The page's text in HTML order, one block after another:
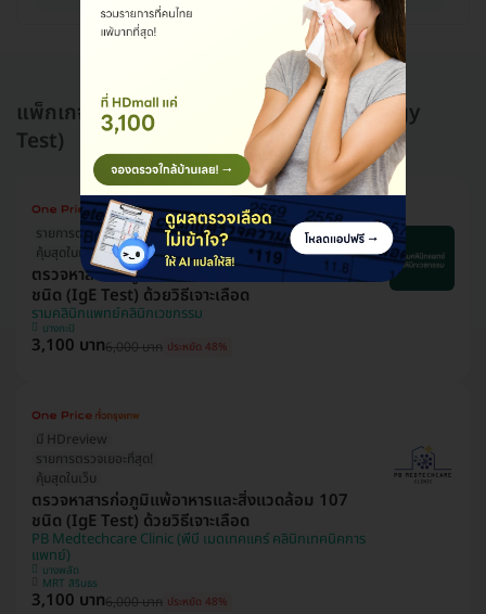
แพ็กเกจอื่นใน ตรวจภูมิแพ้และภาวะแพ้ (Allergy
Test)
รายการตรวจเยอะที่สุด!
คุ้มสุดในเว็บ
มี HDreview
ตรวจหาสารก่อภูมิแพ้อาหารและสิ่งแวดล้อม 107
ชนิด (IgE Test) ด้วยวิธีเจาะเลือด
รามคลินิกแพทย์คลินิกเวชกรรม
บางกะปิ
3,100 บาท6,000 บาท ประหยัด 48%
มี HDreview
รายการตรวจเยอะที่สุด!
คุ้มสุดในเว็บ
ตรวจหาสารก่อภูมิแพ้อาหารและสิ่งแวดล้อม 107
ชนิด (IgE Test) ด้วยวิธีเจาะเลือด
PB Medtechcare Clinic (พีบี เมดเทคแคร์ คลินิกเทคนิคการ
แพทย์)
บางพลัด
MRT สิรินธร
3,100 บาท6,000 บาท ประหยัด 48%